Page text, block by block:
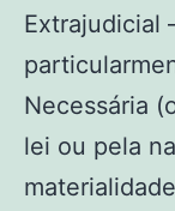
Extrajudicial
Necessária
lei ou pela